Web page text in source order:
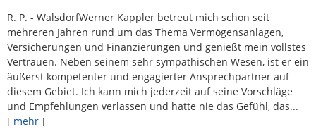
R. P. - WalsdorfWerner Kappler betreut mich schon seit
mehreren Jahren rund um das Thema Vermögensanlagen,
Versicherungen und Finanzierungen und genießt mein vollstes
Vertrauen. Neben seinem sehr sympathischen Wesen, ist er ein
äußerst kompetenter und engagierter Ansprechpartner auf
diesem Gebiet. Ich kann mich jederzeit auf seine Vorschläge
und Empfehlungen verlassen und hatte nie das Gefühl, das...
[ mehr ]